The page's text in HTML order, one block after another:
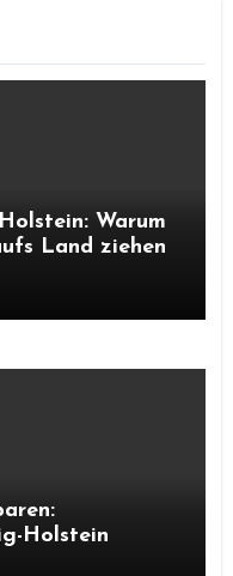
Warum
Land ziehen
Holstein